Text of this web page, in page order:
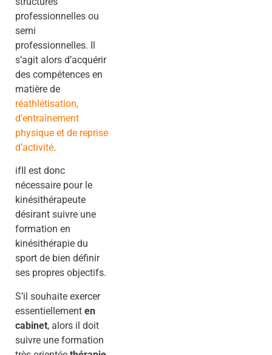
professionnelles ou
semi
professionnelles. Il
s’agit alors d’acquérir
des compétences en
matière de
réathlétisation,
d’entraînement
physique et de reprise
d’activité.
ifIl est donc
nécessaire pour le
kinésithérapeute
désirant suivre une
formation en
kinésithérapie du
sport de bien définir
ses propres objectifs.
S’il souhaite exercer
essentiellement en
cabinet, alors il doit
suivre une formation